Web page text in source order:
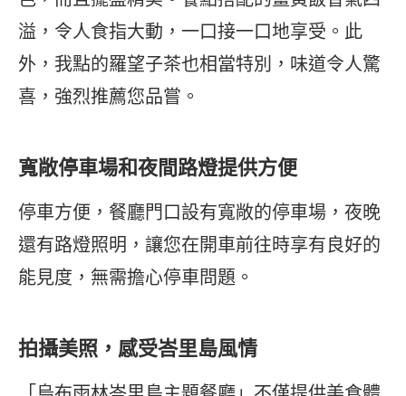
溢，令人食指大動，一口接一口地享受。此
外，我點的羅望子茶也相當特別，味道令人驚
喜，強烈推薦您品嘗。
寬敞停車場和夜間路燈提供方便
停車方便，餐廳門口設有寬敞的停車場，夜晚
還有路燈照明，讓您在開車前往時享有良好的
能見度，無需擔心停車問題。
拍攝美照，感受峇里島風情